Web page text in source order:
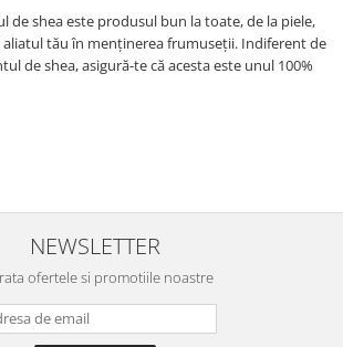
de shea este produsul bun la toate, de la piele,
aliatul tău în menținerea frumuseții. Indiferent de
de shea, asigură-te că acesta este unul 100%
NEWSLETTER
ofertele si promotiile noastre